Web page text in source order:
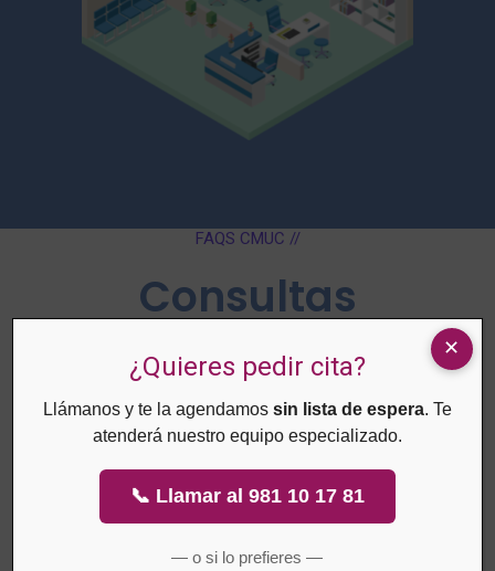
FAQS CMUC //
Consultas
Frecuentes
Estas son las preguntas más comunes acerca de CMUC.
Por favor, consulte esta guía, para más información
contacte con nosotros.
¿Quieres pedir cita?
Llámanos y te la agendamos sin lista de espera. Te
atenderá nuestro equipo especializado.
📞 Llamar al 981 10 17 81
— o si lo prefieres —